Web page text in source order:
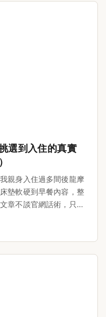
選到入住的真實
親身入住過多間後龍摩
墊軟硬到早餐內容，整
章不談官網話術，只用
是情侶度假、家庭出
避開大半地雷。文末還
疑惑。如果你正在猶豫